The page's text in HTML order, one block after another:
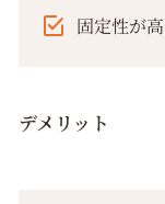
固定性が
デメリット